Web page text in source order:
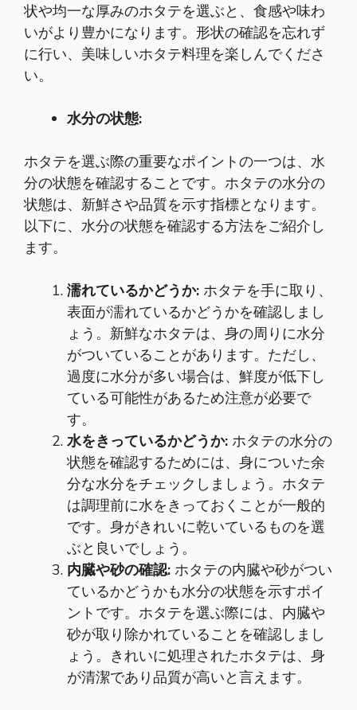
状や均一な厚みのホタテを選ぶと、食感や味わ
いがより豊かになります。形状の確認を忘れず
に行い、美味しいホタテ料理を楽しんでくださ
い。
水分の状態:
ホタテを選ぶ際の重要なポイントの一つは、水
分の状態を確認することです。ホタテの水分の
状態は、新鮮さや品質を示す指標となります。
以下に、水分の状態を確認する方法をご紹介し
ます。
濡れているかどうか: ホタテを手に取り、
表面が濡れているかどうかを確認しまし
ょう。新鮮なホタテは、身の周りに水分
がついていることがあります。ただし、
過度に水分が多い場合は、鮮度が低下し
ている可能性があるため注意が必要で
す。
水をきっているかどうか: ホタテの水分の
状態を確認するためには、身についた余
分な水分をチェックしましょう。ホタテ
は調理前に水をきっておくことが一般的
です。身がきれいに乾いているものを選
ぶと良いでしょう。
内臓や砂の確認: ホタテの内臓や砂がつい
ているかどうかも水分の状態を示すポイ
ントです。ホタテを選ぶ際には、内臓や
砂が取り除かれていることを確認しまし
ょう。きれいに処理されたホタテは、身
が清潔であり品質が高いと言えます。